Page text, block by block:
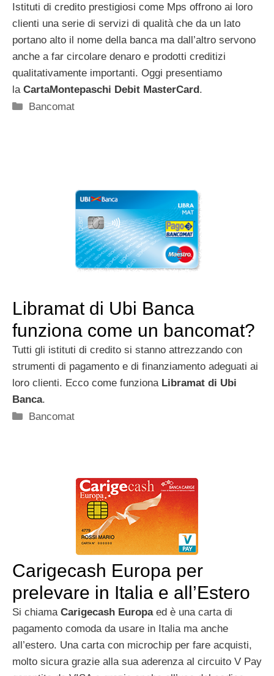
Istituti di credito prestigiosi come Mps offrono ai loro
clienti una serie di servizi di qualità che da un lato
portano alto il nome della banca ma dall’altro servono
anche a far circolare denaro e prodotti creditizi
qualitativamente importanti. Oggi presentiamo
la CartaMontepaschi Debit MasterCard.
Categorie
Bancomat
Libramat di Ubi Banca
funziona come un bancomat?
Tutti gli istituti di credito si stanno attrezzando con
strumenti di pagamento e di finanziamento adeguati ai
loro clienti. Ecco come funziona Libramat di Ubi
Banca.
Categorie
Bancomat
Carigecash Europa per
prelevare in Italia e all’Estero
Si chiama Carigecash Europaed è una carta di
pagamento comoda da usare in Italia ma anche
all’estero. Una carta con microchip per fare acquisti,
molto sicura grazie alla sua aderenza al circuito V Pay